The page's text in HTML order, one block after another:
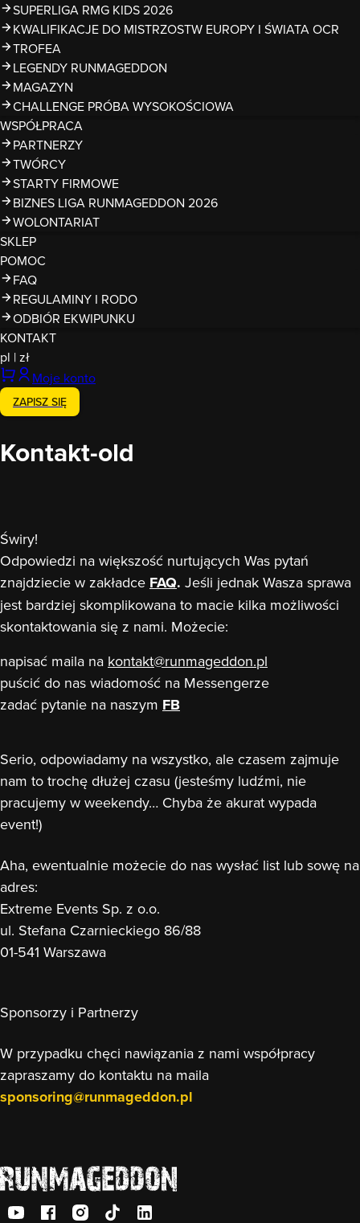
SUPERLIGA RMG KIDS 2026
KWALIFIKACJE DO MISTRZOSTW EUROPY I ŚWIATA OCR
TROFEA
LEGENDY RUNMAGEDDON
MAGAZYN
CHALLENGE PRÓBA WYSOKOŚCIOWA
WSPÓŁPRACA
PARTNERZY
TWÓRCY
STARTY FIRMOWE
BIZNES LIGA RUNMAGEDDON 2026
WOLONTARIAT
SKLEP
POMOC
FAQ
REGULAMINY I RODO
ODBIÓR EKWIPUNKU
KONTAKT
pl |zł
Moje konto
ZAPISZ SIĘ
Kontakt-old
Świry!
Odpowiedzi na większość nurtujących Was pytań
znajdziecie w zakładce FAQ. Jeśli jednak Wasza sprawa
jest bardziej skomplikowana to macie kilka możliwości
skontaktowania się z nami. Możecie:
napisać maila na kontakt@runmageddon.pl
puścić do nas wiadomość na Messengerze
zadać pytanie na naszym FB
Serio, odpowiadamy na wszystko, ale czasem zajmuje
nam to trochę dłużej czasu (jesteśmy ludźmi, nie
pracujemy w weekendy… Chyba że akurat wypada
event!)
Aha, ewentualnie możecie do nas wysłać list lub sowę na
adres:
Extreme Events Sp. z o.o.
ul. Stefana Czarnieckiego 86/88
01-541 Warszawa
Sponsorzy i Partnerzy
W przypadku chęci nawiązania z nami współpracy
zapraszamy do kontaktu na maila
sponsoring@runmageddon.pl